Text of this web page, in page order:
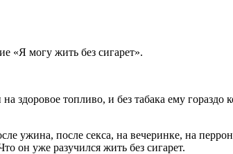
«Я могу жить без сигарет».
здоровое топливо, и без табака ему гораздо
ужина, после секса, на вечеринке, на
он уже разучился жить без сигарет.